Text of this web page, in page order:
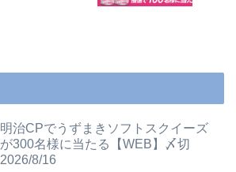
明治CPでうずまきソフトスクイーズ
が300名様に当たる【WEB】〆切
2026/8/16